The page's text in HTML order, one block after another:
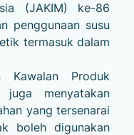
(JAKIM) ke-86
penggunaan susu
termasuk dalam
Kawalan Produk
menyatakan
yang tersenarai
boleh digunakan